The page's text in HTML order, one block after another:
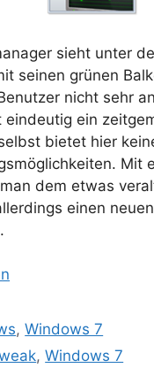
sieht unter
seinen grünen
nicht sehr
eindeutig ein
bietet hier
Mit
dem etwas
einen
,Windows 7
,Windows 7